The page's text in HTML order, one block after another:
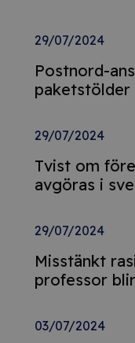
29/07/2024
Postnord-
paketstölder
29/07/2024
Tvist om
avgöras i
29/07/2024
Misstänkt
professor
03/07/2024